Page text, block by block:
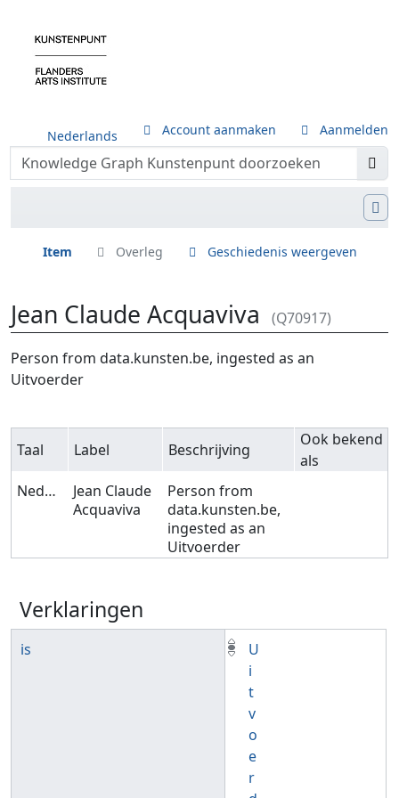
Nederlands Account aanmaken Aanmelden
Item Overleg Geschiedenis weergeven
Jean Claude Acquaviva (Q70917)
Ga naar:navigatie,zoeken
Person from data.kunsten.be, ingested as an
Uitvoerder
Taal Label Beschrijving
Ook bekend
als
Nederlands
Jean Claude
Acquaviva
Person from
data.kunsten.be,
ingested as an
Uitvoerder
Verklaringen
is
U
i
t
v
o
e
r